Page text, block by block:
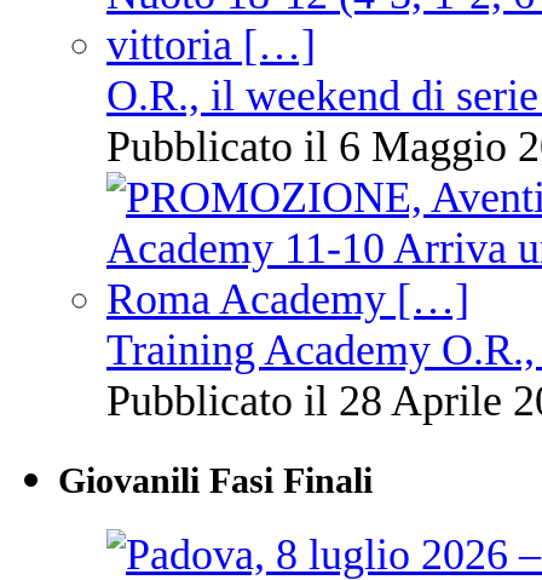
O.R., il weekend di
Pubblicato il 6 Maggio
Training Academy
Pubblicato il 28 Aprile
Giovanili Fasi Finali